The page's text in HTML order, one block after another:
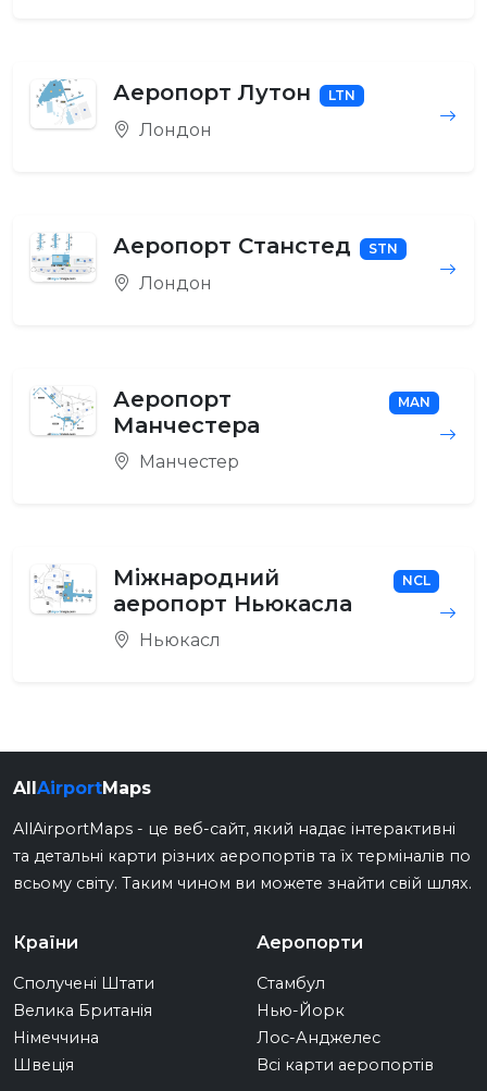
Аеропорт Лутон LTN
Лондон
Аеропорт Станстед STN
Лондон
Аеропорт
Манчестера
MAN
Манчестер
Міжнародний
аеропорт Ньюкасла
NCL
Ньюкасл
All AirportMaps
AllAirportMaps - це веб-сайт, який надає інтерактивні
та детальні карти різних аеропортів та їх терміналів по
всьому світу. Таким чином ви можете знайти свій шлях.
Країни
Сполучені Штати
Велика Британія
Німеччина
Швеція
Аеропорти
Стамбул
Нью-Йорк
Лос-Анджелес
Всі карти аеропортів